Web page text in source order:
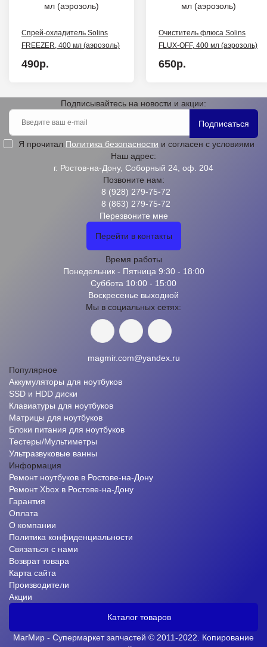
Спрей-охладитель Solins
FREEZER, 400 мл (аэрозоль)
490р.
Очиститель флюса Solins
FLUX-OFF, 400 мл (аэрозоль)
650р.
Подписывайтесь на новости и акции:
Подписаться
Я прочитал Политика безопасности и согласен с условиями
Наш адрес:
г. Ростов-на-Дону, Соборный 24, оф. 204
Позвоните нам:
8 (928) 279-75-72
8 (863) 279-75-72
Перезвоните мне
Перейти в контакты
Время работы
Понедельник - Пятница 9:30 - 18:00
Суббота 10:00 - 15:00
Воскресенье выходной
Мы в социальных сетях:
magmir.com@yandex.ru
Популярное
Аккумуляторы для ноутбуков
SSD и HDD диски
Клавиатуры для ноутбуков
Матрицы для ноутбуков
Блоки питания для ноутбуков
Тестеры/Мультиметры
Ультразвуковые ванны
Информация
Ремонт ноутбуков в Ростове-на-Дону
Ремонт Xbox в Ростове-на-Дону
Гарантия
Оплата
О компании
Политика конфиденциальности
Связаться с нами
Возврат товара
Карта сайта
Производители
Акции
Каталог товаров
МагМир - Супермаркет запчастей © 2011-2022. Копирование